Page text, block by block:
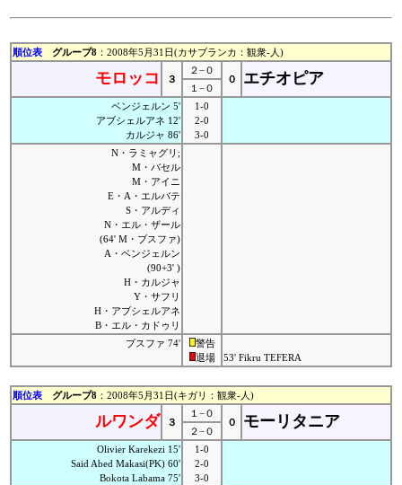
順位表 グループ8 ：2008年5月31日(カサブランカ：観衆-人)
モロッコ ３
２−０
０
エチオピア
１−０
ベンジェルン 5'
アブシェルアネ 12'
カルジャ 86'
1-0
2-0
3-0
N・ラミャグリ;
M・バセル
M・アイニ
E・A・エルバテ
S・アルディ
N・エル・ザール
(64' M・ブスファ)
A・ベンジェルン
(90+3' )
H・カルジャ
Y・サフリ
H・アブシェルアネ
B・エル・カドゥリ
ブスファ 74'
警告
退場
53' Fikru TEFERA
順位表 グループ8 ：2008年5月31日(キガリ：観衆-人)
ルワンダ ３
１−０
０
モーリタニア
２−０
Olivier Karekezi 15'
Said Abed Makasi(PK) 60'
Bokota Labama 75'
1-0
2-0
3-0